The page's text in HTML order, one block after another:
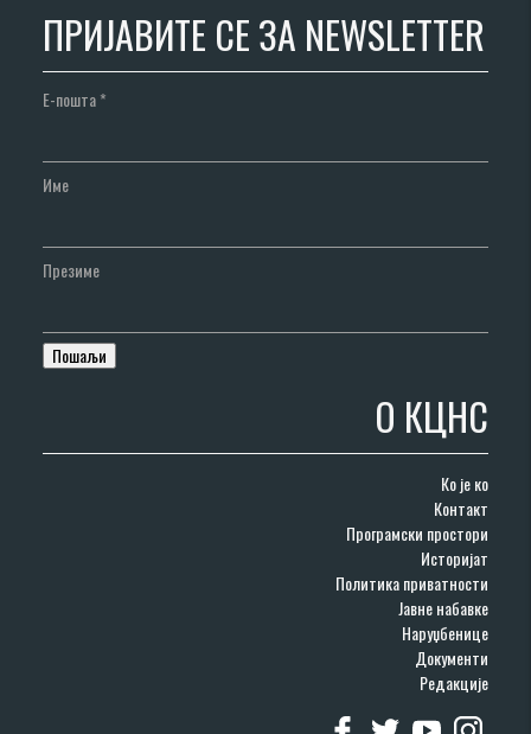
ПРИЈАВИТЕ СЕ ЗА NEWSLETTER
Е-пошта*
Име
Презиме
О КЦНС
Ко је ко
Контакт
Програмски простори
Историјат
Политика приватности
Јавне набавке
Наруџбенице
Документи
Редакције